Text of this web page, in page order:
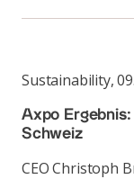
Sustainability,
Axpo
Schweiz
CEO Christoph